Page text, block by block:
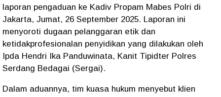
laporan pengaduan ke Kadiv Propam Mabes Polri di
Jakarta, Jumat, 26 September 2025. Laporan ini
menyoroti dugaan pelanggaran etik dan
ketidakprofesionalan penyidikan yang dilakukan oleh
Ipda Hendri Ika Panduwinata, Kanit Tipidter Polres
Serdang Bedagai (Sergai).
Dalam aduannya, tim kuasa hukum menyebut klien